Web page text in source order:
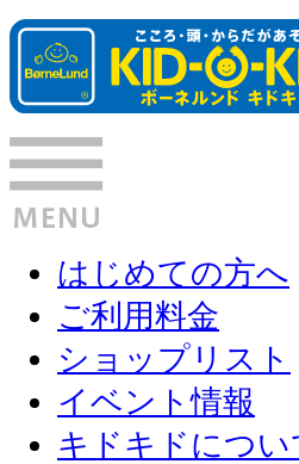
はじめての方へ
ご利用料金
ショップリスト
イベント情報
キドキドについ